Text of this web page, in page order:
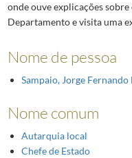
onde ouve explicações
Departamento e visita uma
Nome de pessoa
Sampaio, Jorge
Nome comum
Autarquia local
Chefe de Estado